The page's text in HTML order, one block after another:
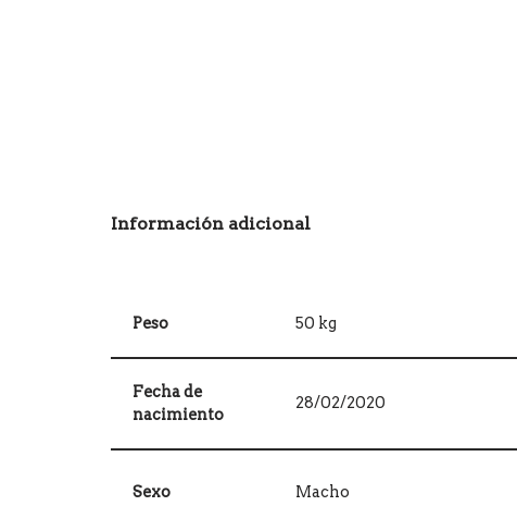
Información adicional
Peso 50 kg
Fecha de
nacimiento
28/02/2020
Sexo Macho